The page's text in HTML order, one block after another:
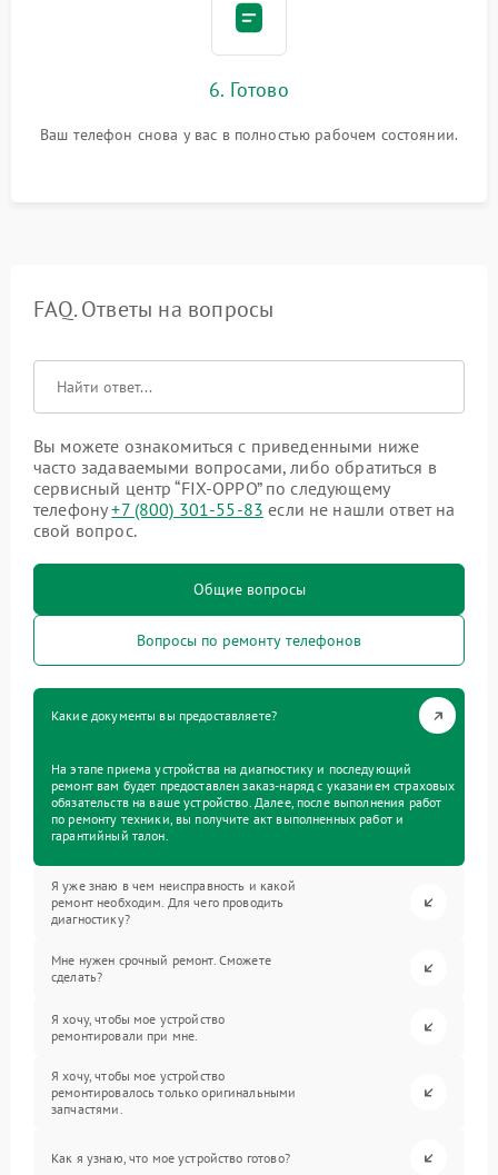
6. Готово
Ваш телефон снова у вас в полностью рабочем состоянии.
FAQ. Ответы на вопросы
Вы можете ознакомиться с приведенными ниже
часто задаваемыми вопросами, либо обратиться в
сервисный центр “FIX-OPPO” по следующему
телефону+7 (800) 301-55-83 если не нашли ответ на
свой вопрос.
Общие вопросы
Вопросы по ремонту телефонов
Какие документы вы предоставляете?
На этапе приема устройства на диагностику и последующий
ремонт вам будет предоставлен заказ-наряд с указанием страховых
обязательств на ваше устройство. Далее, после выполнения работ
по ремонту техники, вы получите акт выполненных работ и
гарантийный талон.
Я уже знаю в чем неисправность и какой
ремонт необходим. Для чего проводить
диагностику?
Мне нужен срочный ремонт. Сможете
сделать?
Я хочу, чтобы мое устройство
ремонтировали при мне.
Я хочу, чтобы мое устройство
ремонтировалось только оригинальными
запчастями.
Как я узнаю, что мое устройство готово?